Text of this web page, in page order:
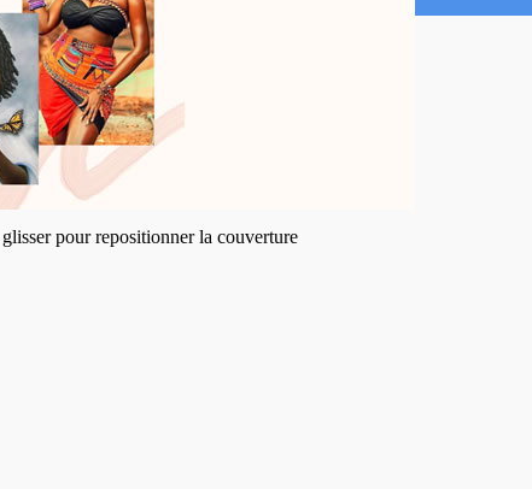
pour repositionner la couverture